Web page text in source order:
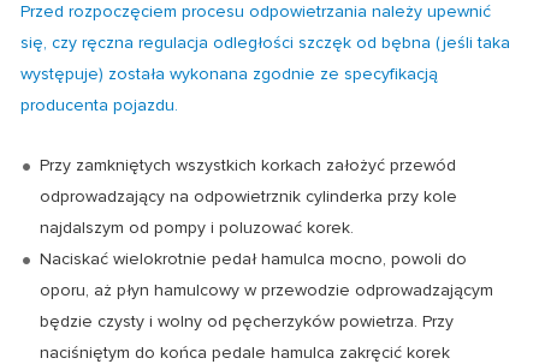
Przed rozpoczęciem procesu odpowietrzania należy upewnić
się, czy ręczna regulacja odległości szczęk od bębna (jeśli taka
występuje) została wykonana zgodnie ze specyfikacją
producenta pojazdu.
Przy zamkniętych wszystkich korkach założyć przewód
odprowadzający na odpowietrznik cylinderka przy kole
najdalszym od pompy i poluzować korek.
Naciskać wielokrotnie pedał hamulca mocno, powoli do
oporu, aż płyn hamulcowy w przewodzie odprowadzającym
będzie czysty i wolny od pęcherzyków powietrza. Przy
naciśniętym do końca pedale hamulca zakręcić korek